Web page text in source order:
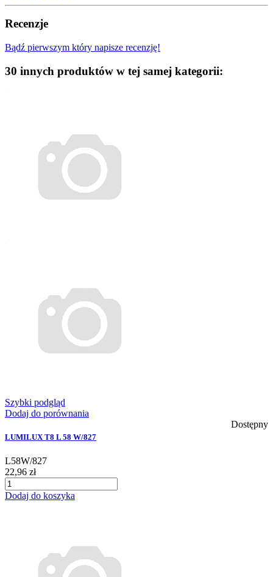
Recenzje
Bądź pierwszym który napisze recenzję!
30 innych produktów w tej samej kategorii:
Szybki podgląd
Dodaj do porównania
Dostępny
LUMILUX T8 L 58 W/827
L58W/827
22,96 zł
Dodaj do koszyka